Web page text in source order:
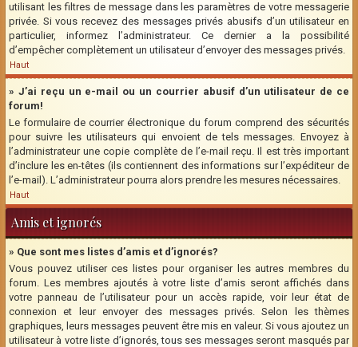
utilisant les filtres de message dans les paramètres de votre messagerie
privée. Si vous recevez des messages privés abusifs d’un utilisateur en
particulier, informez l’administrateur. Ce dernier a la possibilité
d’empêcher complètement un utilisateur d’envoyer des messages privés.
Haut
» J’ai reçu un e-mail ou un courrier abusif d’un utilisateur de ce
forum!
Le formulaire de courrier électronique du forum comprend des sécurités
pour suivre les utilisateurs qui envoient de tels messages. Envoyez à
l’administrateur une copie complète de l’e-mail reçu. Il est très important
d’inclure les en-têtes (ils contiennent des informations sur l’expéditeur de
l’e-mail). L’administrateur pourra alors prendre les mesures nécessaires.
Haut
Amis et ignorés
» Que sont mes listes d’amis et d’ignorés?
Vous pouvez utiliser ces listes pour organiser les autres membres du
forum. Les membres ajoutés à votre liste d’amis seront affichés dans
votre panneau de l’utilisateur pour un accès rapide, voir leur état de
connexion et leur envoyer des messages privés. Selon les thèmes
graphiques, leurs messages peuvent être mis en valeur. Si vous ajoutez un
utilisateur à votre liste d’ignorés, tous ses messages seront masqués par